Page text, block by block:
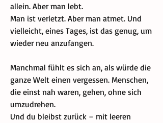
allein. Aber man lebt.
Man ist verletzt. Aber man atmet. Und
vielleicht, eines Tages, ist das genug, um
wieder neu anzufangen.
Manchmal fühlt es sich an, als würde die
ganze Welt einen vergessen. Menschen,
die einst nah waren, gehen, ohne sich
umzudrehen.
Und du bleibst zurück – mit leeren